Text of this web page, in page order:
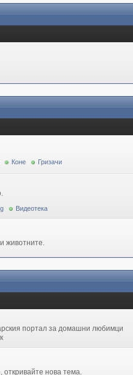
Коне Гризачи
Видеотека
животните.
портал за домашни любимци
нова тема.